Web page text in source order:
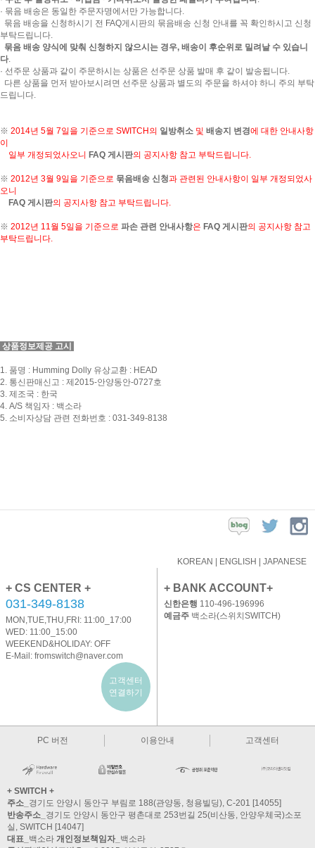
· 묶음 배송은 동일한 주문자명에서만 가능합니다.
묶음 배송을 신청하시기 전 FAQ게시판의 묶음배송 신청 안내를 꼭 확인하시고 신청
부탁드립니다.
묶음 배송 양식에 맞춰 신청하지 않으시는 경우, 배송이 후순위로 밀려날 수 있습니
다.
· 선주문 상품과 같이 주문하시는 상품은 선주문 상품 발매 후 같이 발송됩니다.
다른 상품을 먼저 받아보시려면 선주문 상품과 별도의 주문을 하셔야 하니 주의 부탁
드립니다.
※ 2014년 5월 7일을 기준으로 SWITCH의 일방취소 및 배송지 변경에 대한 안내사항
이
일부 개정되었사오니 FAQ 게시판의 공지사항 참고 부탁드립니다.
※ 2012년 3월 9일을 기준으로 묶음배송 신청과 관련된 안내사항이 일부 개정되었사
오니
FAQ 게시판의 공지사항 참고 부탁드립니다.
※ 2012년 11월 5일을 기준으로 파손 관련 안내사항은 FAQ 게시판의 공지사항 참고
부탁드립니다.
상품정보제공 고시
1. 품명 : Humming Dolly 유상교환 : HEAD
2. 통신판매신고 : 제2015-안양동안-0727호
3. 제조국 : 한국
4. A/S 책임자 : 백소라
5. 소비자상담 관련 전화번호 : 031-349-8138
KOREAN | ENGLISH | JAPANESE
+ CS CENTER +
031-349-8138
MON,TUE,THU,FRI: 11:00_17:00
WED: 11:00_15:00
WEEKEND&HOLIDAY: OFF
E-Mail: fromswitch@naver.com
고객센터
연결하기
+ BANK ACCOUNT+
신한은행 110-496-196996
예금주백소라(스위치SWITCH)
PC 버전 이용안내 고객센터
+ SWITCH +
주소_ 경기도 안양시 동안구 부림로 188(관양동, 청용빌딩), C-201 [14055]
반송주소_ 경기도 안양시 동안구 평촌대로 253번길 25(비산동, 안양우체국)소포
실, SWITCH [14047]
대표_ 백소라 개인정보책임자_ 백소라